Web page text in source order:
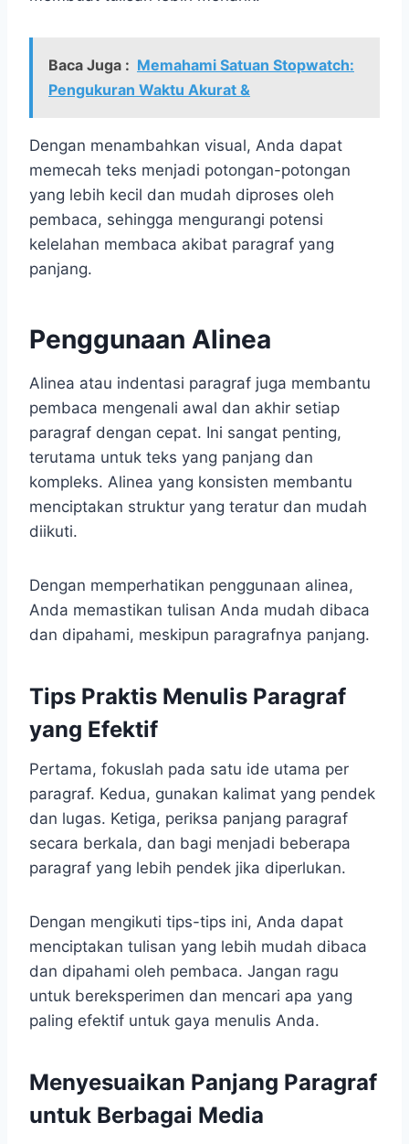
Baca Juga : Memahami Satuan Stopwatch:
Pengukuran Waktu Akurat &
Dengan menambahkan visual, Anda dapat
memecah teks menjadi potongan-potongan
yang lebih kecil dan mudah diproses oleh
pembaca, sehingga mengurangi potensi
kelelahan membaca akibat paragraf yang
panjang.
Penggunaan Alinea
Alinea atau indentasi paragraf juga membantu
pembaca mengenali awal dan akhir setiap
paragraf dengan cepat. Ini sangat penting,
terutama untuk teks yang panjang dan
kompleks. Alinea yang konsisten membantu
menciptakan struktur yang teratur dan mudah
diikuti.
Dengan memperhatikan penggunaan alinea,
Anda memastikan tulisan Anda mudah dibaca
dan dipahami, meskipun paragrafnya panjang.
Tips Praktis Menulis Paragraf
yang Efektif
Pertama, fokuslah pada satu ide utama per
paragraf. Kedua, gunakan kalimat yang pendek
dan lugas. Ketiga, periksa panjang paragraf
secara berkala, dan bagi menjadi beberapa
paragraf yang lebih pendek jika diperlukan.
Dengan mengikuti tips-tips ini, Anda dapat
menciptakan tulisan yang lebih mudah dibaca
dan dipahami oleh pembaca. Jangan ragu
untuk bereksperimen dan mencari apa yang
paling efektif untuk gaya menulis Anda.
Menyesuaikan Panjang Paragraf
untuk Berbagai Media